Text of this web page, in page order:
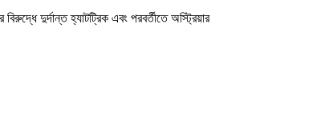
দুর্দান্ত হ্যাটট্রিক এবং পরবর্তীতে অস্ট্রিয়ার